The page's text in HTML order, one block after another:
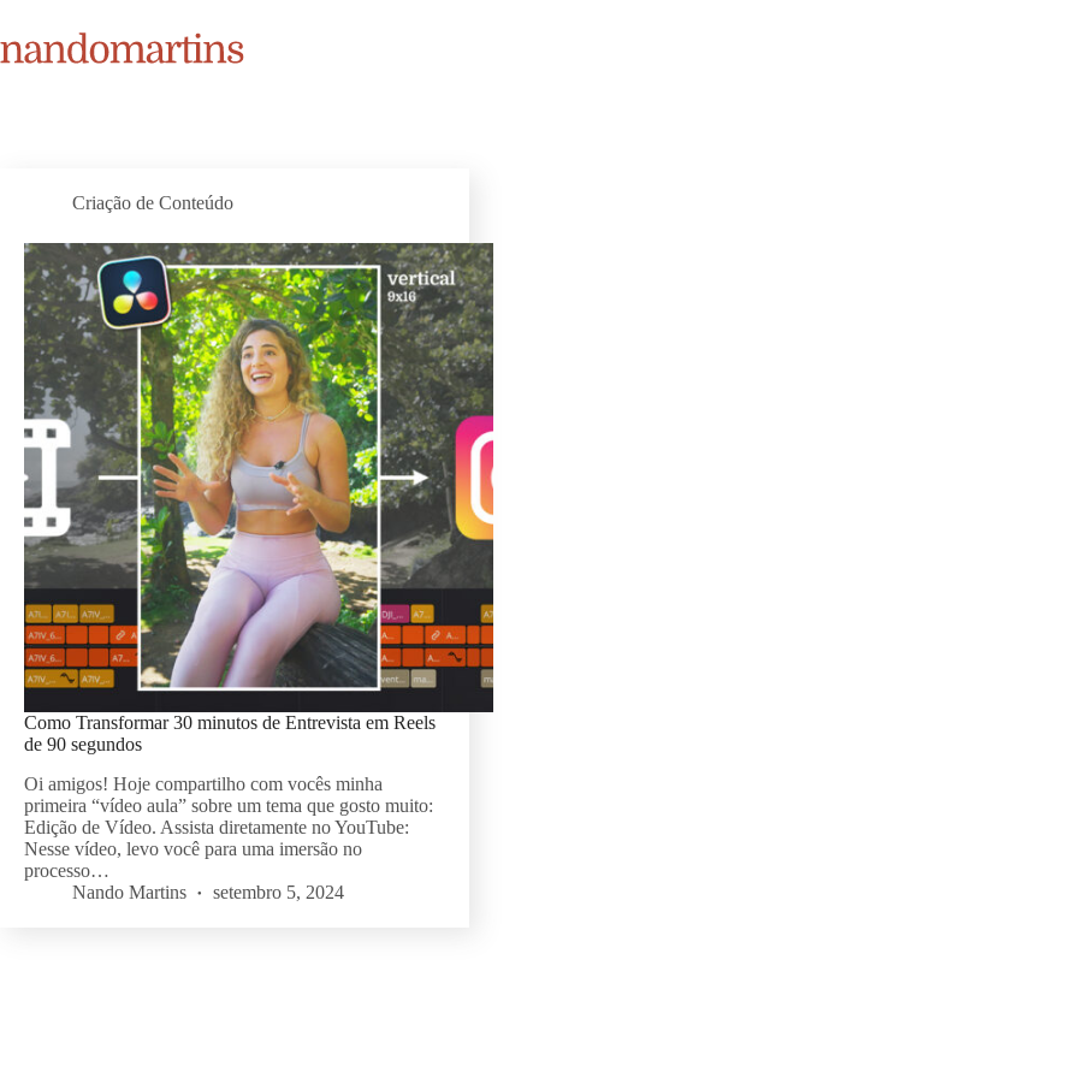
o
Criação de Conteúdo
Como Transformar 30 minutos de Entrevista em Reels
de 90 segundos
Oi amigos! Hoje compartilho com vocês minha
primeira “vídeo aula” sobre um tema que gosto muito:
Edição de Vídeo. Assista diretamente no YouTube:
Nesse vídeo, levo você para uma imersão no
processo…
Nando Martins
setembro 5, 2024